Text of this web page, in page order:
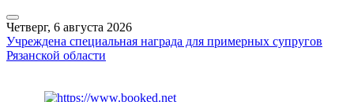
Четверг, 6 августа 2026
Учреждена специальная награда для примерных супругов
Рязанской области